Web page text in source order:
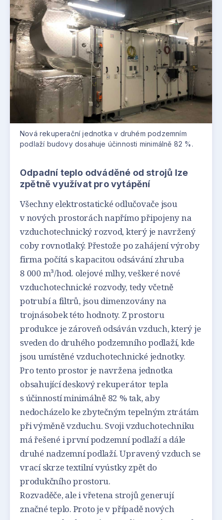
Nová rekuperační jednotka v druhém podzemním
podlaží budovy dosahuje účinnosti minimálně 82 %.
Odpadní teplo odváděné od strojů lze
zpětně využívat pro vytápění
Všechny elektrostatické odlučovače jsou
v nových prostorách napřímo připojeny na
vzduchotechnický rozvod, který je navržený
coby rovnotlaký. Přestože po zahájení výroby
firma počítá s kapacitou odsávání zhruba
8 000 m³/hod. olejové mlhy, veškeré nové
vzduchotechnické rozvody, tedy včetně
potrubí a filtrů, jsou dimenzovány na
trojnásobek této hodnoty. Z prostoru
produkce je zároveň odsáván vzduch, který je
sveden do druhého podzemního podlaží, kde
jsou umístěné vzduchotechnické jednotky.
Pro tento prostor je navržena jednotka
obsahující deskový rekuperátor tepla
s účinností minimálně 82 % tak, aby
nedocházelo ke zbytečným tepelným ztrátám
při výměně vzduchu. Svoji vzduchotechniku
má řešené i první podzemní podlaží a dále
druhé nadzemní podlaží. Upravený vzduch se
vrací skrze textilní vyústky zpět do
produkčního prostoru.
Rozvaděče, ale i vřetena strojů generují
značné teplo. Proto je v případě nových